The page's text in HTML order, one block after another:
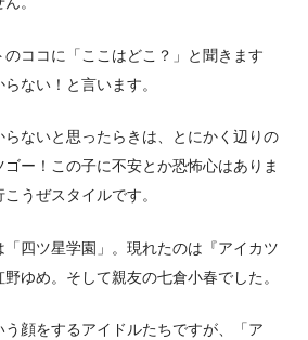
ココに「ここはどこ？」と聞きます
ない！と言います。
ないと思ったらきは、とにかく辺りの
ー！この子に不安とか恐怖心はありま
うぜスタイルです。
四ツ星学園」。現れたのは『アイカツ
ゆめ。そして親友の七倉小春でした。
顔をするアイドルたちですが、「ア